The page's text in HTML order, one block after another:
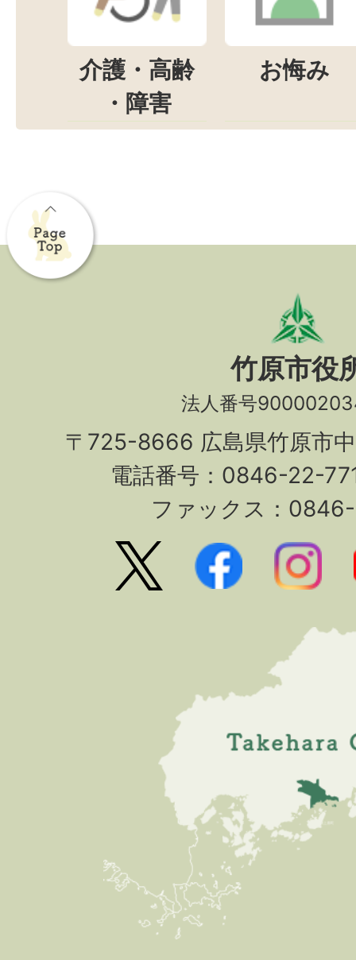
介護・高齢
・障害
お悔み
竹原市役
法人番号
〒725-8666 広島県竹原市
電話番号：0846-22-
ファックス：